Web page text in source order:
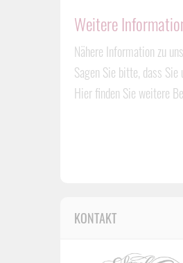
Weitere
Nähere Information zu
Sagen Sie bitte, dass
Hier finden Sie weitere
KONTAKT